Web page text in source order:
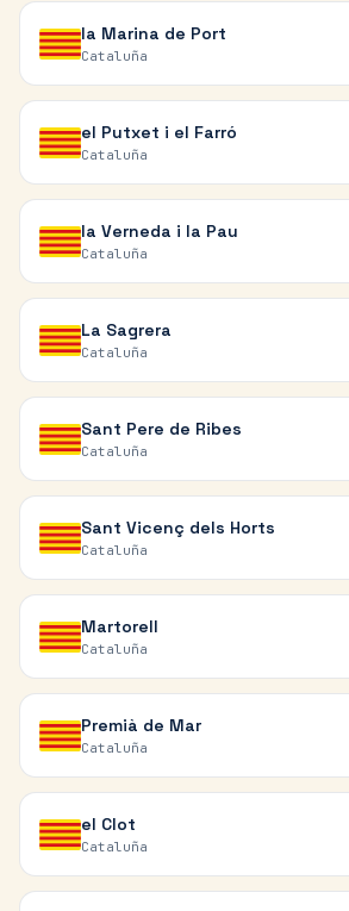
la Marina de Port
Cataluña
el Putxet i el Farró
Cataluña
la Verneda i la Pau
Cataluña
La Sagrera
Cataluña
Sant Pere de Ribes
Cataluña
Sant Vicenç dels Horts
Cataluña
Martorell
Cataluña
Premià de Mar
Cataluña
el Clot
Cataluña